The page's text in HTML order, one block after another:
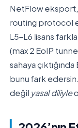
NetFlow
routing protocol
L5-L6 lisans
(max 2 EoIP
sahaya çıktığında
bunu fark
değil yasal diliyle